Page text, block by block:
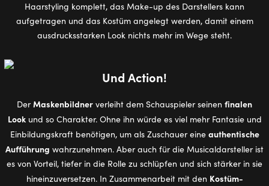
Haarstyling komplett, das Make-up des Darstellers kann
aufgetragen und das Kostüm angelegt werden, damit einem
ausdrucksstarken Look nichts mehr im Wege steht.
Und Ac­tion!
DerMaskenbildner verleiht dem Schauspieler seinen finalen
Lookund so Charakter. Ohne ihn würde es viel mehr Fantasie und
Einbildungskraft benötigen, um als Zuschauer eine authentische
Aufführung wahrzunehmen. Aber auch für die Musicaldarsteller ist
es von Vorteil, tiefer in die Rolle zu schlüpfen und sich stärker in sie
hineinzuversetzen. In Zusammenarbeit mit den Kostüm-